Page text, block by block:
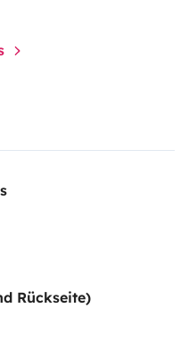
civisme sécuritaire .A
!!! ....
Rückseite)